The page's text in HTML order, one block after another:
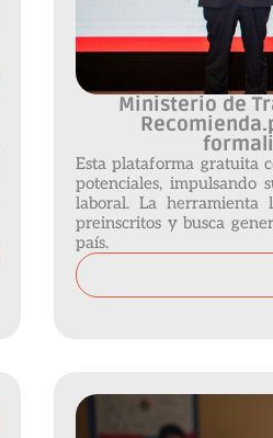
Ministerio de
Esta plataforma gratuita
potenciales,
laboral. La
preinscritos y busca
país.